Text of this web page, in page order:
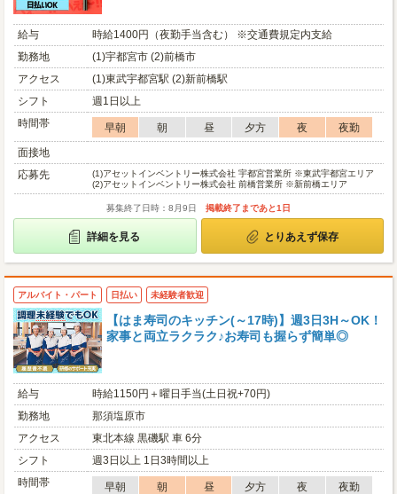
給与
時給1400円（夜勤手当含む） ※交通費規定内支給
勤務地
(1)宇都宮市 (2)前橋市
アクセス
(1)東武宇都宮駅 (2)新前橋駅
シフト
週1日以上
時間帯
早朝 朝 昼 夕方 夜
夜勤
面接地
応募先
(1)アセットインベントリー株式会社 宇都宮営業所 ※東武宇都宮エリア
(2)アセットインベントリー株式会社 前橋営業所 ※新前橋エリア
募集終了日時：8月9日 掲載終了まであと1日
詳細を見る とりあえず保存
アルバイト・パート 日払い 未経験者歓迎
【はま寿司のキッチン(～17時)】週3日3H～OK！
家事と両立ラクラク♪お寿司も握らず簡単◎
給与
時給1150円＋曜日手当(土日祝+70円)
勤務地
那須塩原市
アクセス
東北本線 黒磯駅 車 6分
シフト
週3日以上 1日3時間以上
時間帯
早朝 朝 昼 夕方 夜
夜勤